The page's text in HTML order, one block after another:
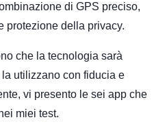
di GPS preciso,
protezione della privacy.
che la tecnologia sarà
utilizzano con fiducia e
vi presento le sei app che
miei test.